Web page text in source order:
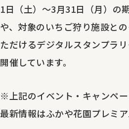
1日（土）～3月31日（月）の
や、対象のいちご狩り施設と
ただけるデジタルスタンプラ
開催しています。
※上記のイベント・キャンペー
最新情報はふかや花園プレミ